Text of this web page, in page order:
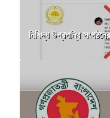
নিষিদ্ধ উগ্রপন্থি